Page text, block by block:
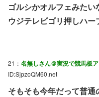
ゴルシかオルフェみた
ウジテレビゴリ押しハ
21： 名無しさん＠実況で競馬板
ID:SjpzoQM60.net
そもそも今年だって普